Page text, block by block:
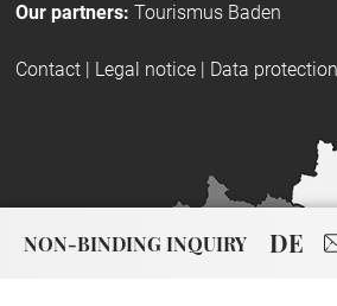
DE
NON-BINDING INQUIRY
Our partners: Tourismus Baden
Contact | Legal notice | Data